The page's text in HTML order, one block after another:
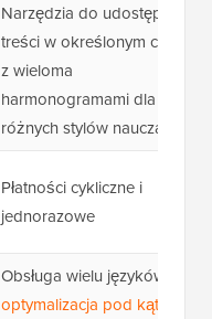
Narzędzia do udostępniania
treści w określonym czasie
z wieloma
harmonogramami dla
różnych stylów nauczania
Płatności cykliczne i
jednorazowe
Obsługa wielu języków,
optymalizacja pod kątem